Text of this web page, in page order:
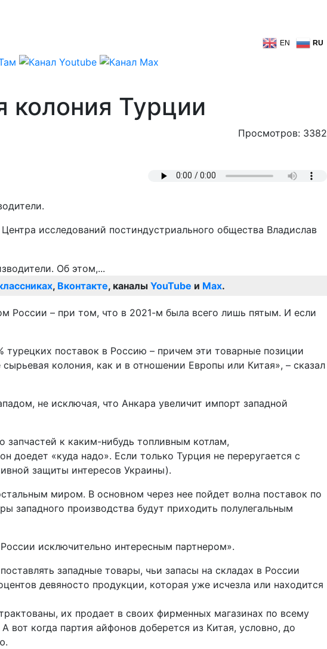
EN RU
колония Турции
Просмотров: 3382
исследований постиндустриального общества Владислав
, Вконтакте, каналы YouTube и Max.
России – при том, что в 2021-м была всего лишь пятым. И если
поставок в Россию – причем эти товарные позиции
колония, как и в отношении Европы или Китая», – сказал
не исключая, что Анкара увеличит импорт западной
к каким-нибудь топливным котлам,
доедет «куда надо». Если только Турция не переругается с
защиты интересов Украины).
миром. В основном через нее пойдет волна поставок по
западного производства будут приходить полулегальным
исключительно интересным партнером».
западные товары, чьи запасы на складах в России
девяносто продукции, которая уже исчезла или находится
их продает в своих фирменных магазинах по всему
вот когда партия айфонов доберется из Китая, условно, до